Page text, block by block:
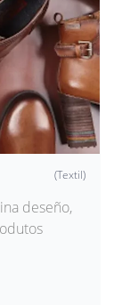
(Textil)
deseño,